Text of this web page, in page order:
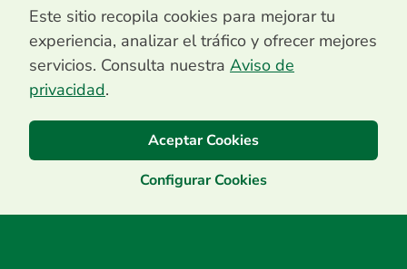
Centro de Contacto
Este sitio recopila cookies para mejorar tu
experiencia, analizar el tráfico y ofrecer mejores
servicios. Consulta nuestra Aviso de
privacidad.
Aceptar Cookies
Configurar Cookies